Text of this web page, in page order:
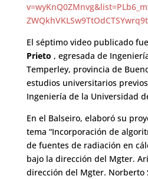
El séptimo video publicado
Prieto , egresada de
Temperley, provincia de
estudios universitarios
Ingeniería de la Universidad
En el Balseiro, elaboró ​​su
tema “Incorporación de
de fuentes de radiación en
bajo la dirección del Mgter.
dirección del Mgter. Norberto